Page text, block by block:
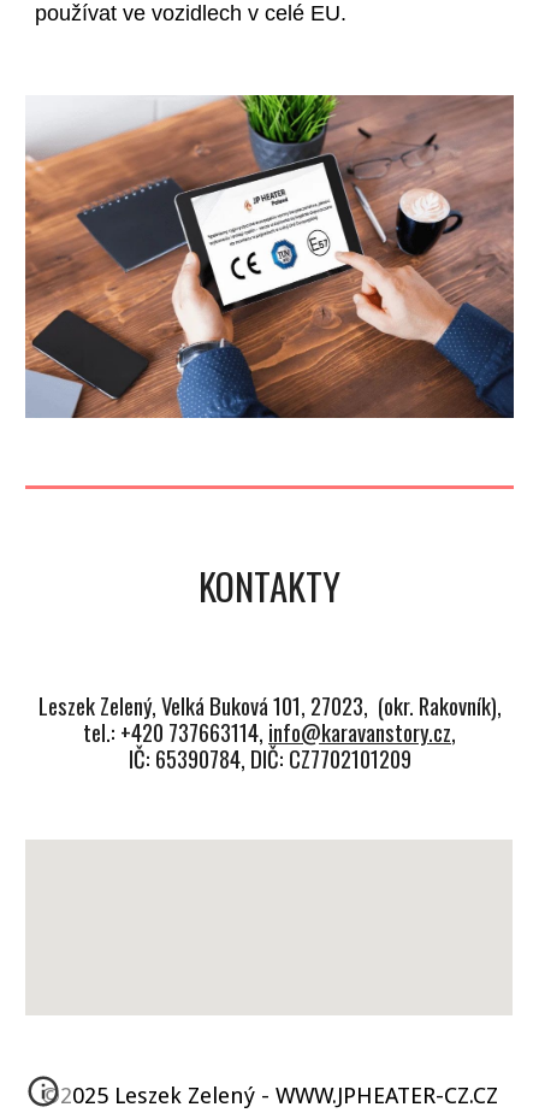
používat ve vozidlech v celé EU.
KONTAKTY
Leszek Zelený, Velká Buková 101, 27023, (okr. Rakovník),
tel.: +420 737663114, info@karavanstory.cz,
IČ: 65390784, DIČ: CZ7702101209
©2025 Leszek Zelený - WWW.JPHEATER-CZ.CZ